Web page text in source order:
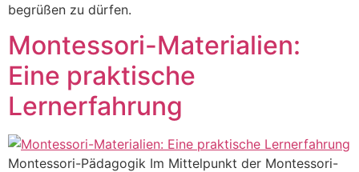
begrüßen zu dürfen.
Montessori-Materialien:
Eine praktische
Lernerfahrung
Montessori-Pädagogik Im Mittelpunkt der Montessori-